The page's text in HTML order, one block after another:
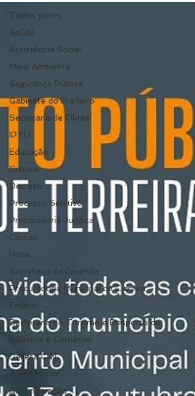
Todos posts
Saúde
Assistência Social
Meio Ambiente
Segurança Pública
Gabinete do Prefeito
Secretaria de Obras
IPTU
Educação
Cultura
Decreto
Processo Seletivo
Procuradoria Jurídica
Corsan
Nota
Secretaria da Fazenda
Procuradoria Municipal de Cidreira
Emater
Secretaria do Turismo e Desporto de
Indústria e Comércio
Defesa Civil
Junta Militar
Administração